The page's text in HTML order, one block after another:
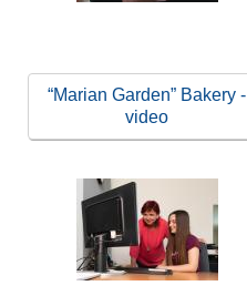
“Marian Garden” Bakery -
video